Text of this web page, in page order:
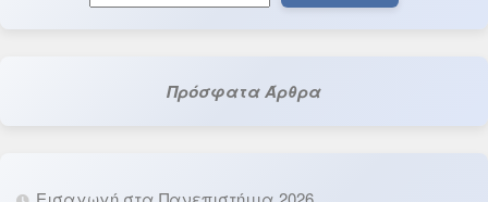
Πρόσφατα Άρθρα